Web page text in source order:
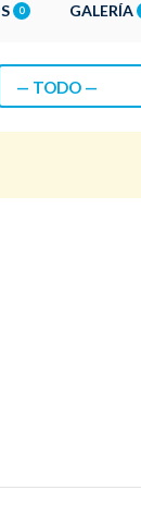
0 GALERÍA
— TODO —